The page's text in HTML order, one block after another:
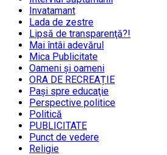
Invatamant
Lada de zestre
Lipsă de transparenţă?!
Mai întâi adevărul
Mica Publicitate
Oameni şi oameni
ORA DE RECREAȚIE
Paşi spre educaţie
Perspective politice
Politică
PUBLICITATE
Punct de vedere
Religie